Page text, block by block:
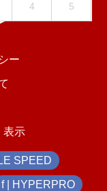
4 5
ー
表示
SPEED
f | HYPERPRO